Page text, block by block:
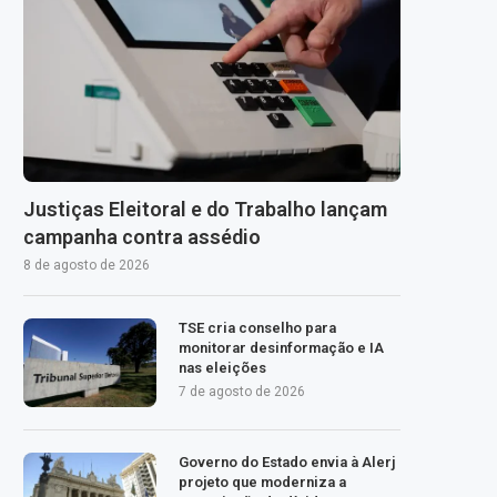
Justiças Eleitoral e do Trabalho lançam
campanha contra assédio
8 de agosto de 2026
TSE cria conselho para
monitorar desinformação e IA
nas eleições
7 de agosto de 2026
Governo do Estado envia à Alerj
projeto que moderniza a